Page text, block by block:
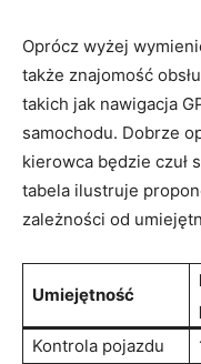
Oprócz wyżej
‌także ‌znajomość
takich⁤ jak nawigacja⁣
samochodu. ⁢Dobrze
kierowca będzie czuł
tabela ilustruje
zależności od
Umiejętność
Kontrola pojazdu